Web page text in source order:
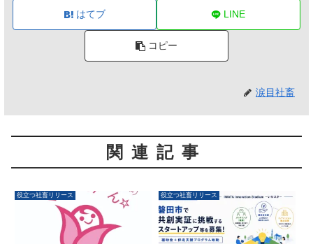
はてブ LINE
コピー
涙目社畜
関連記事
役立つ社畜リリース 役立つ社畜リリース